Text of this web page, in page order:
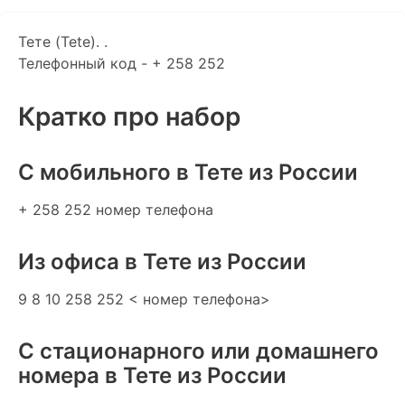
Тете (Tete). .
Телефонный код - + 258 252
Кратко про набор
C мобильного в Тете из России
+ 258 252 номер телефона
Из офиса в Тете из России
9 8 10 258 252 < номер телефона>
С стационарного или домашнего
номера в Тете из России